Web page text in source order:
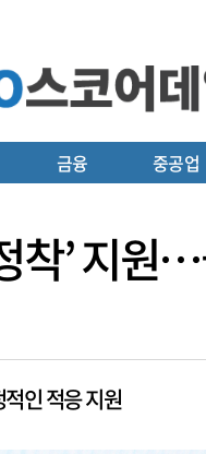
금융 중공업
착’ 지원
인 적응 지원